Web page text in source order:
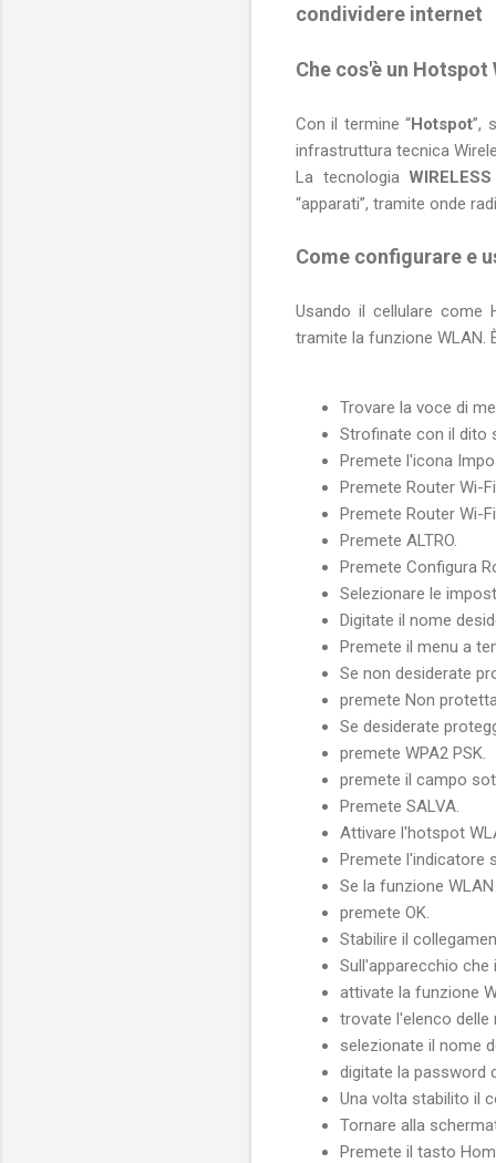
condividere internet
Che cos'è un Hotspot
Con il termine “Hotspot”,
infrastruttura tecnica
La tecnologia WIRELESS
“apparati”, tramite onde
Come configurare e
Usando il cellulare come
tramite la funzione WLAN.
Trovare la voce di
Strofinate con il dito
Premete l'icona
Premete Router Wi-
Premete Router Wi-Fi.
Premete ALTRO.
Premete Configura
Selezionare le
Digitate il nome
Premete il menu a
Se non desiderate
premete Non protetta.
Se desiderate
premete WPA2 PSK.
premete il campo
Premete SALVA.
Attivare l'hotspot
Premete l'indicatore
Se la funzione
premete OK.
Stabilire il
Sull'apparecchio
attivate la funzione
trovate l'elenco delle
selezionate il nome
digitate la password
Una volta stabilito il
Tornare alla
Premete il tasto